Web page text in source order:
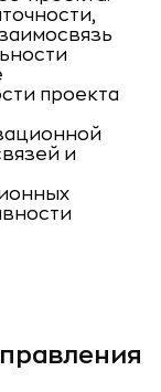
проекта
и